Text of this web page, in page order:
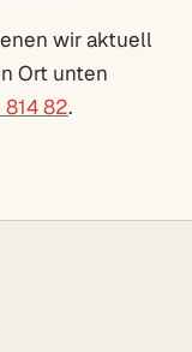
wir aktuell
Ort unten
82.